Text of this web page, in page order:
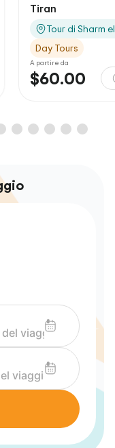
Tiran
Tour di Sharm
Day Tours
A partire da
$60.00